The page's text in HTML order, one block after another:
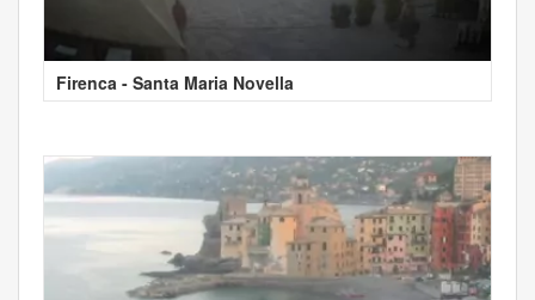
Firenca - Santa Maria Novella